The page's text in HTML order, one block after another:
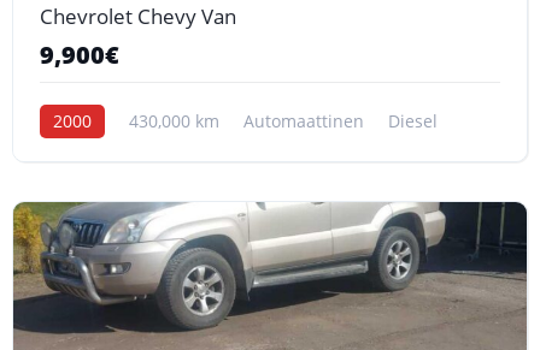
Chevrolet Chevy Van
9,900€
2000 430,000 km Automaattinen Diesel